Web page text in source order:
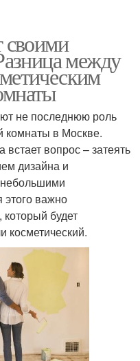
своими
между
не последнюю роль
комнаты в Москве.
вопрос – затеять
дизайна и
этого важно
будет
косметический.